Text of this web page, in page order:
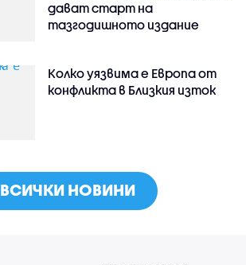
дават старт на
тазгодишното издание
Колко уязвима е Европа от
конфликта в Близкия изток
ВСИЧКИ НОВИНИ